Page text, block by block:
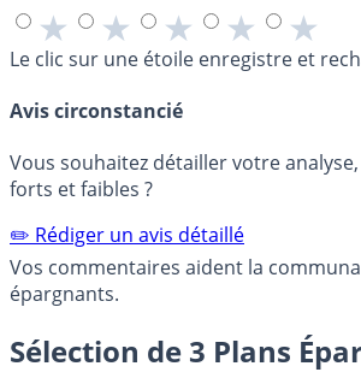
★ ★ ★ ★ ★
Le clic sur une étoile enregistre et
Avis circonstancié
Vous souhaitez détailler votre
forts et faibles ?
✏️ Rédiger un avis détaillé
Vos commentaires aident la
épargnants.
Sélection de 3 Plans